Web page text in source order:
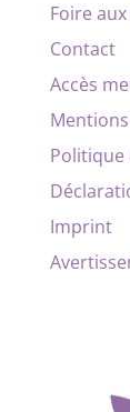
Foire
Contact
Accès
Politique
Imprint